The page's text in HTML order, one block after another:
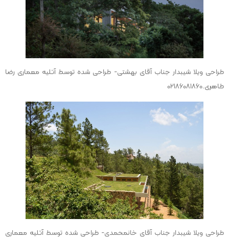
طراحی ویلا شیبدار جناب آقای بهشتی- طراحی شده توسط آتلیه معماری رضا
طاهری.02186081860
طراحی ویلا شیبدار جناب آقای خانمحمدی- طراحی شده توسط آتلیه معماری